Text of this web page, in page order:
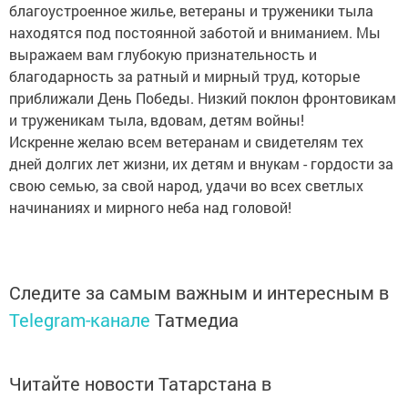
благоустроенное жилье, ветераны и труженики тыла
находятся под постоянной заботой и вниманием. Мы
выражаем вам глубокую признательность и
благодарность за ратный и мирный труд, которые
приближали День Победы. Низкий поклон фронтовикам
и труженикам тыла, вдовам, детям войны!
Искренне желаю всем ветеранам и свидетелям тех
дней долгих лет жизни, их детям и внукам - гордости за
свою семью, за свой народ, удачи во всех светлых
начинаниях и мирного неба над головой!
Следите за самым важным и интересным в
Telegram-канале Татмедиа
Читайте новости Татарстана в